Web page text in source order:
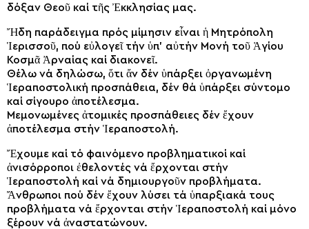
δόξαν Θεοῦ καί τῆς Ἐκκλησίας μας.
Ἤδη παράδειγμα πρός μίμησιν εἶναι ἡ Μητρόπολη
Ἱερισσοῦ, πού εὐλογεῖ τήν ὑπ’ αὐτήν Μονή τοῦ Ἁγίου
Κοσμᾶ Ἀρναίας καί διακονεῖ.
Θέλω νά δηλώσω, ὅτι ἄν δέν ὑπάρξει ὀργανωμένη
Ἱεραποστολική προσπάθεια, δέν θά ὑπάρξει σύντομο
καί σίγουρο ἀποτέλεσμα.
Μεμονωμένες ἀτομικές προσπάθειες δέν ἔχουν
ἀποτέλεσμα στήν Ἱεραποστολή.
Ἔχουμε καί τό φαινόμενο προβληματικοί καί
ἀνισόρροποι ἐθελοντές νά ἔρχονται στήν
Ἱεραποστολή καί νά δημιουργοῦν προβλήματα.
Ἄνθρωποι πού δέν ἔχουν λύσει τά ὑπαρξιακά τους
προβλήματα νά ἔρχονται στήν Ἱεραποστολή καί μόνο
ξέρουν νά ἀναστατώνουν.